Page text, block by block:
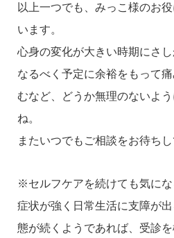
以上一つでも、みっこ様のお
います。
心身の変化が大きい時期にさし
なるべく予定に余裕をもって
むなど、どうか無理のないよ
ね。
またいつでもご相談をお待ちし
※セルフケアを続けても気にな
症状が強く日常生活に支障が
態が続くようであれば、受診